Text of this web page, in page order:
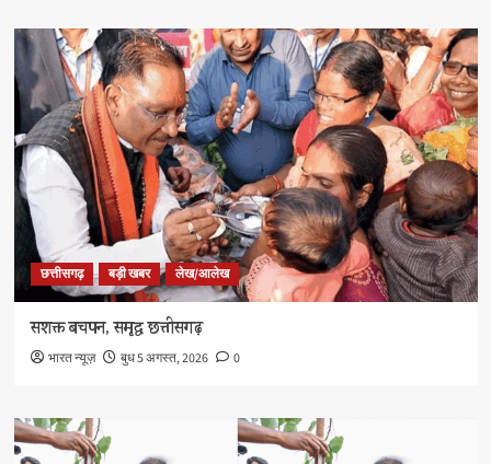
छत्तीसगढ़ बड़ी खबर लेख/आलेख
सशक्त बचपन, समृद्ध छत्तीसगढ़
भारत न्यूज़ बुध 5 अगस्त, 2026 0